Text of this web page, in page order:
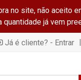
no site, não aceito
já vem
Já é cliente? - Entrar |